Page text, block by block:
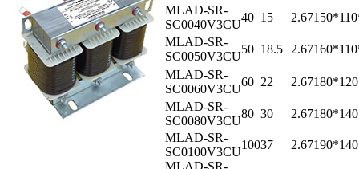
MLAD-SR-
SC0040V3CU
40 15 2.67
MLAD-SR-
SC0050V3CU
50 18.5 2.67
MLAD-SR-
SC0060V3CU
60 22 2.67
MLAD-SR-
SC0080V3CU
80 30 2.67
MLAD-SR-
SC0100V3CU
10037 2.67
MLAD-SR-